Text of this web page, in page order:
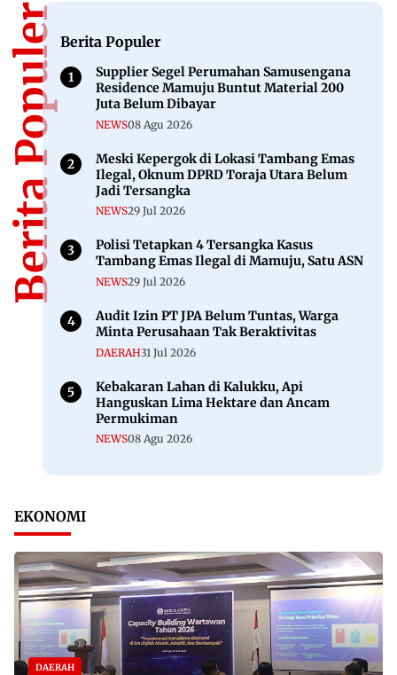
Berita PopulerBerita Populer
Supplier Segel Perumahan Samusengana
Residence Mamuju Buntut Material 200
Juta Belum Dibayar
NEWS08 Agu 2026
Meski Kepergok di Lokasi Tambang Emas
Ilegal, Oknum DPRD Toraja Utara Belum
Jadi Tersangka
NEWS29 Jul 2026
Polisi Tetapkan 4 Tersangka Kasus
Tambang Emas Ilegal di Mamuju, Satu ASN
NEWS29 Jul 2026
Audit Izin PT JPA Belum Tuntas, Warga
Minta Perusahaan Tak Beraktivitas
DAERAH31 Jul 2026
Kebakaran Lahan di Kalukku, Api
Hanguskan Lima Hektare dan Ancam
Permukiman
NEWS08 Agu 2026
EKONOMI
DAERAH